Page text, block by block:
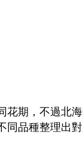
花期，不過北
同品種整理出對